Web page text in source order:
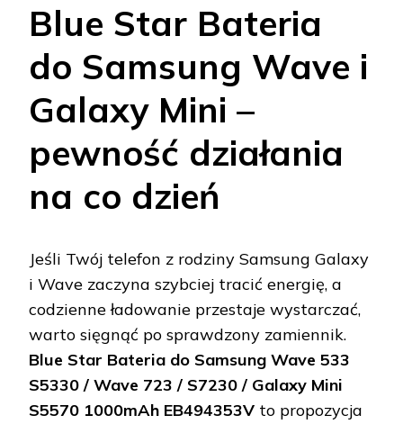
Blue Star Bateria
do Samsung Wave i
Galaxy Mini –
pewność działania
na co dzień
Jeśli Twój telefon z rodziny Samsung Galaxy
i Wave zaczyna szybciej tracić energię, a
codzienne ładowanie przestaje wystarczać,
warto sięgnąć po sprawdzony zamiennik.
Blue Star Bateria do Samsung Wave 533
S5330 / Wave 723 / S7230 / Galaxy Mini
S5570 1000mAh EB494353V to propozycja